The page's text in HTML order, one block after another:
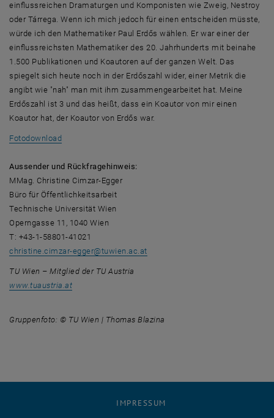
einflussreichen Dramaturgen und Komponisten wie Zweig, Nestroy
oder Tárrega. Wenn ich mich jedoch für einen entscheiden müsste,
würde ich den Mathematiker Paul Erdős wählen. Er war einer der
einflussreichsten Mathematiker des 20. Jahrhunderts mit beinahe
1.500 Publikationen und Koautoren auf der ganzen Welt. Das
spiegelt sich heute noch in der Erdőszahl wider, einer Metrik die
angibt wie "nah" man mit ihm zusammengearbeitet hat. Meine
Erdőszahl ist 3 und das heißt, dass ein Koautor von mir einen
Koautor hat, der Koautor von Erdős war.
Fotodownload, öffnet eine externe URL in einem neuen Fenster
Aussender und Rückfragehinweis:
MMag. Christine Cimzar-Egger
Büro für Öffentlichkeitsarbeit
Technische Universität Wien
Operngasse 11, 1040 Wien
T: +43-1-58801-41021
christine.cimzar-egger@tuwien.ac.at
TU Wien – Mitglied der TU Austria
www.tuaustria.at, öffnet eine externe URL in einem neuen Fenster
Gruppenfoto: © TU Wien | Thomas Blazina
IMPRESSUM